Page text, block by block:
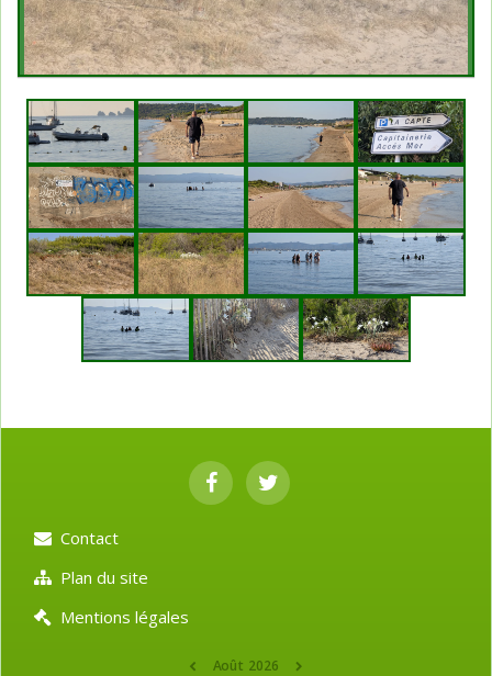
Contact
Plan du site
Mentions légales
Août 2026